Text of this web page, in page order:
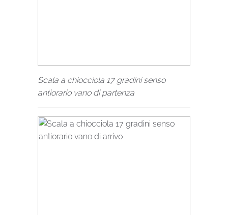
Scala a chiocciola 17 gradini senso
antiorario vano di partenza